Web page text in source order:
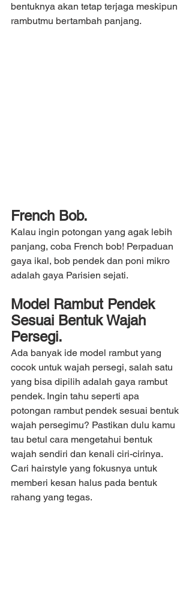
bentuknya akan tetap terjaga meskipun
rambutmu bertambah panjang.
French Bob.
Kalau ingin potongan yang agak lebih
panjang, coba French bob! Perpaduan
gaya ikal, bob pendek dan poni mikro
adalah gaya Parisien sejati.
Model Rambut Pendek
Sesuai Bentuk Wajah
Persegi.
Ada banyak ide model rambut yang
cocok untuk wajah persegi, salah satu
yang bisa dipilih adalah gaya rambut
pendek. Ingin tahu seperti apa
potongan rambut pendek sesuai bentuk
wajah persegimu? Pastikan dulu kamu
tau betul cara mengetahui bentuk
wajah sendiri dan kenali ciri-cirinya.
Cari hairstyle yang fokusnya untuk
memberi kesan halus pada bentuk
rahang yang tegas.